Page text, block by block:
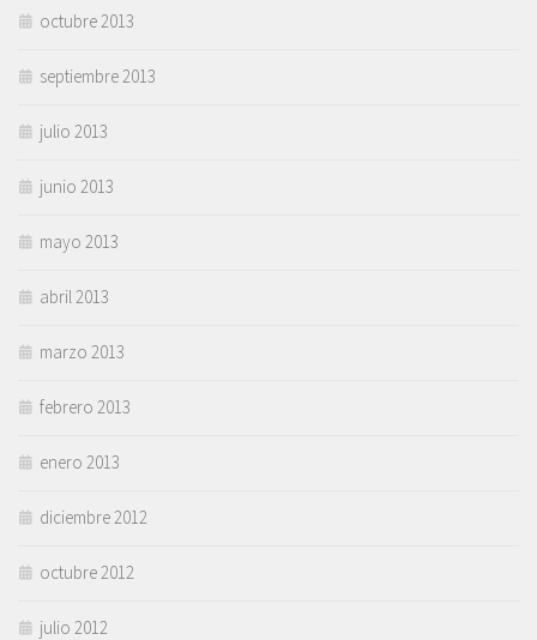
octubre 2013
septiembre 2013
julio 2013
junio 2013
mayo 2013
abril 2013
marzo 2013
febrero 2013
enero 2013
diciembre 2012
octubre 2012
julio 2012